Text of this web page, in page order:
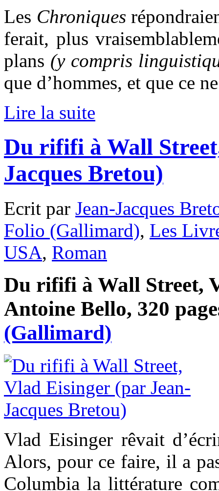
Les Chroniques
ferait, plus
plans (y compris
que d’hommes, et que ce
Lire la suite
Du rififi à Wall
Jacques Bretou)
Ecrit par Jean-Jacques
Folio (Gallimard), Les
USA, Roman
Du rififi à Wall Street,
Antoine Bello, 320
(Gallimard)
Vlad Eisinger rêvait
Alors, pour ce faire, il a
Columbia la littérature